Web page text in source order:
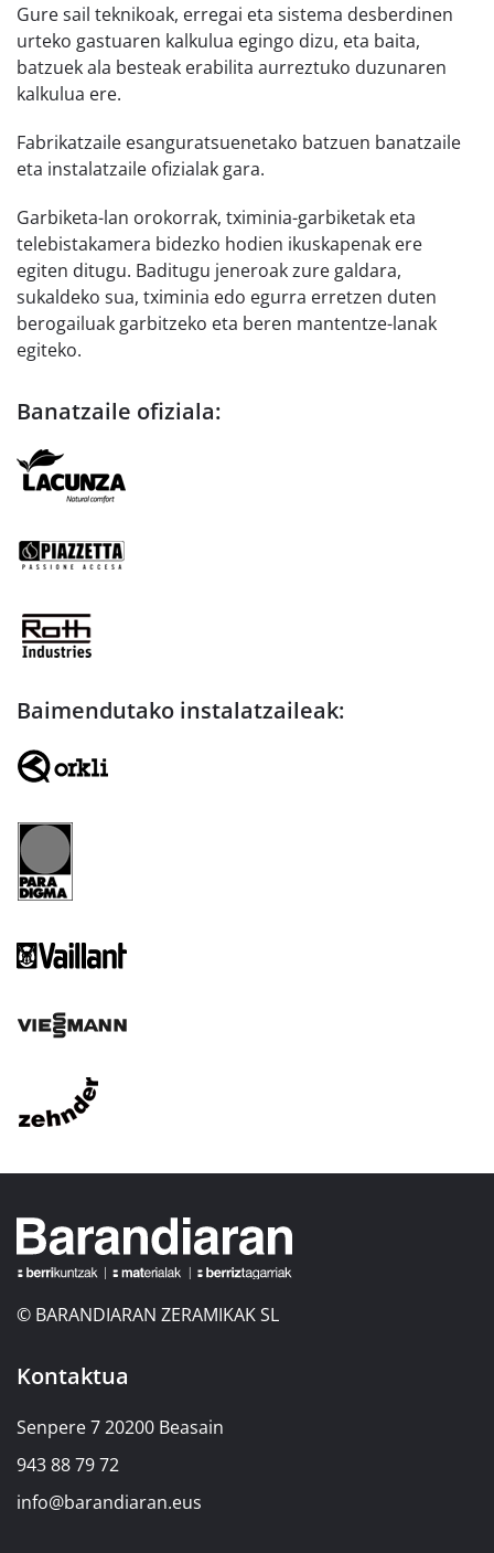
Gure sail teknikoak, erregai eta sistema desberdinen
urteko gastuaren kalkulua egingo dizu, eta baita,
batzuek ala besteak erabilita aurreztuko duzunaren
kalkulua ere.
Fabrikatzaile esanguratsuenetako batzuen banatzaile
eta instalatzaile ofizialak gara.
Garbiketa-lan orokorrak, tximinia-garbiketak eta
telebistakamera bidezko hodien ikuskapenak ere
egiten ditugu. Baditugu jeneroak zure galdara,
sukaldeko sua, tximinia edo egurra erretzen duten
berogailuak garbitzeko eta beren mantentze-lanak
egiteko.
Banatzaile ofiziala:
Baimendutako instalatzaileak:
© BARANDIARAN ZERAMIKAK SL
Kontaktua
Senpere 7 20200 Beasain
943 88 79 72
info@barandiaran.eus